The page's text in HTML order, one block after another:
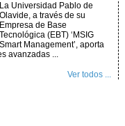
La Universidad Pablo de
Olavide, a través de su
Empresa de Base
Tecnológica (EBT) ‘MSIG
Smart Management’, aporta
avanzadas ...
Ver todos ...